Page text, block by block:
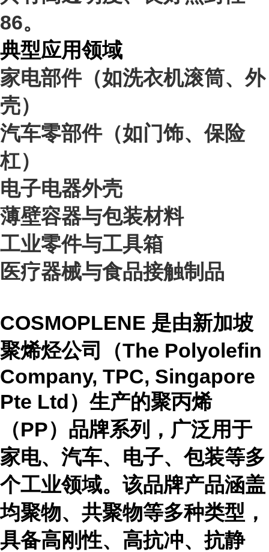
86。
典型应用领域
家电部件（如洗衣机滚筒、外
壳）
汽车零部件（如门饰、保险
杠）
电子电器外壳
薄壁容器与包装材料
工业零件与工具箱
医疗器械与食品接触制品
COSMOPLENE 是由新加坡
聚烯烃公司（The Polyolefin
Company, TPC, Singapore
Pte Ltd）生产的聚丙烯
（PP）品牌系列，广泛用于
家电、汽车、电子、包装等多
个工业领域。该品牌产品涵盖
均聚物、共聚物等多种类型，
具备高刚性、高抗冲、抗静